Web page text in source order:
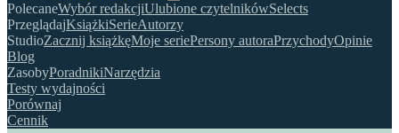
PolecaneWybór redakcjiUlubione czytelnikówSelects
PrzeglądajKsiążkiSerieAutorzy
StudioZacznij książkęMoje seriePersony autoraPrzychodyOpinie
Blog
ZasobyPoradnikiNarzędzia
Testy wydajności
Porównaj
Cennik